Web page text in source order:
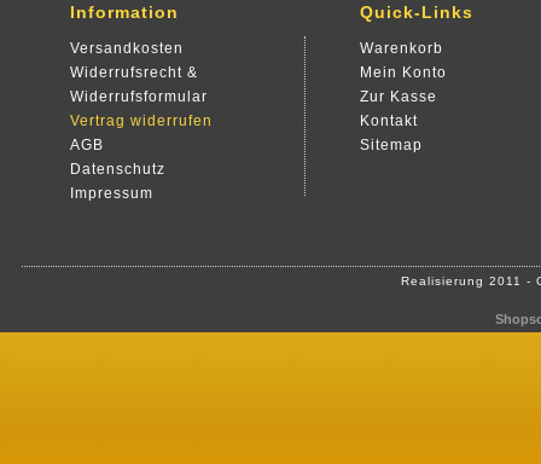
Information
Versandkosten
Widerrufsrecht &
Widerrufsformular
Vertrag widerrufen
AGB
Datenschutz
Impressum
Quick-Links
Warenkorb
Mein Konto
Zur Kasse
Kontakt
Sitemap
Realisierung 2011 -